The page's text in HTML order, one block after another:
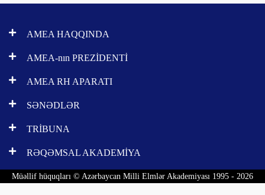
AMEA HAQQINDA
AMEA-nın PREZİDENTİ
AMEA RH APARATI
SƏNƏDLƏR
TRİBUNA
RƏQƏMSAL AKADEMİYA
Müəllif hüquqları © Azərbaycan Milli Elmlər Akademiyası 1995 - 2026